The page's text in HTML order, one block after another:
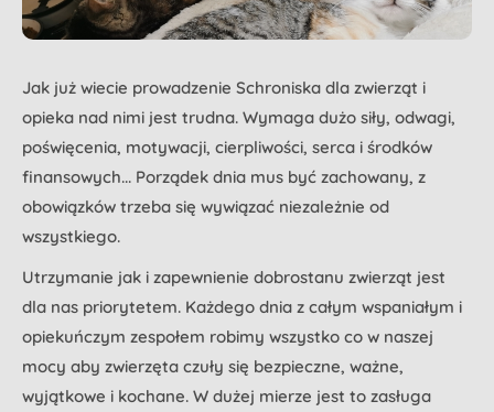
Jak już wiecie prowadzenie Schroniska dla zwierząt i
opieka nad nimi jest trudna. Wymaga dużo siły, odwagi,
poświęcenia, motywacji, cierpliwości, serca i środków
finansowych... Porządek dnia mus być zachowany, z
obowiązków trzeba się wywiązać niezależnie od
wszystkiego.
Utrzymanie jak i zapewnienie dobrostanu zwierząt jest
dla nas priorytetem. Każdego dnia z całym wspaniałym i
opiekuńczym zespołem robimy wszystko co w naszej
mocy aby zwierzęta czuły się bezpieczne, ważne,
wyjątkowe i kochane. W dużej mierze jest to zasługa